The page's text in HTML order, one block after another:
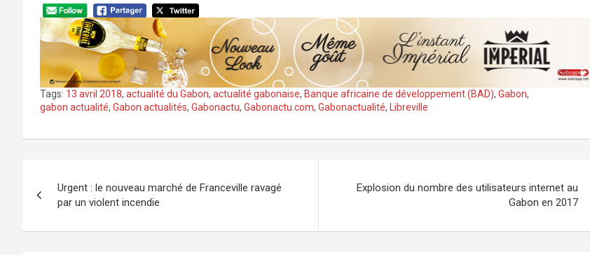
Tags: 13 avril 2018, actualité du Gabon, actualité gabonaise, Banque africaine de développement (BAD), Gabon,
gabon actualité, Gabon actualités, Gabonactu, Gabonactu.com, Gabonactualité, Libreville
de
l’article
Urgent : le nouveau marché de Franceville ravagé
par un violent incendie
Explosion du nombre des utilisateurs internet au
Gabon en 2017